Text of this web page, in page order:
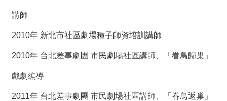
講師
2010年 新北市社區劇場種子師資培訓講師
2010年 台北差事劇團 市民劇場社區講師、「眷鳥歸巢」
戲劇編導
2011年 台北差事劇團 市民劇場社區講師、「眷鳥返巢」